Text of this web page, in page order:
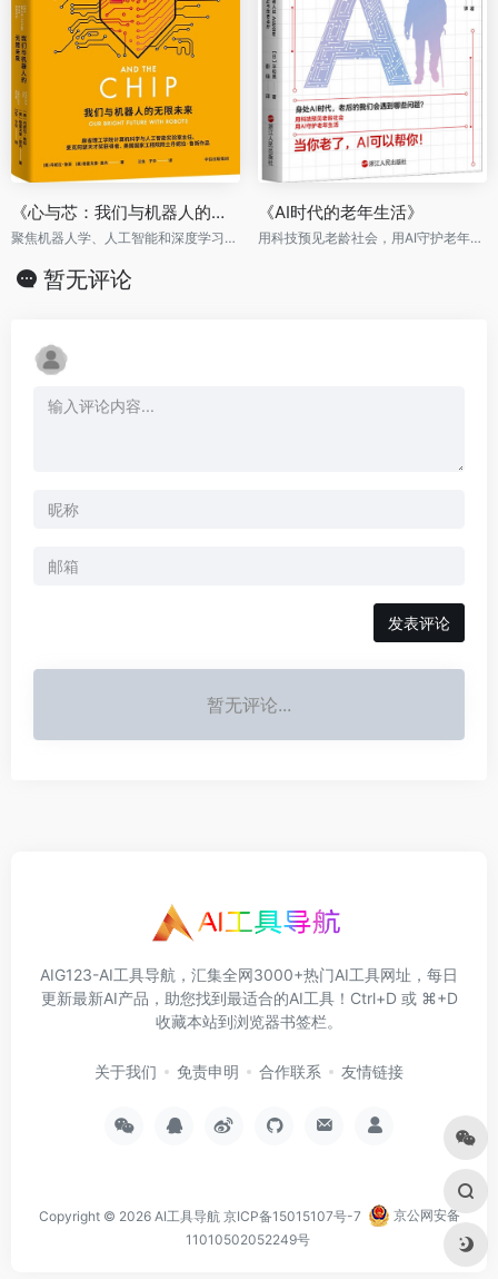
《心与芯：我们与机器人的无限未来》
聚焦机器人学、人工智能和深度学习，展示机器人领域的快速发展和关键技术。
《AI时代的老年生活》
用科技预见老龄社会，用AI守护老年生活
暂无评论
发表评论
暂无评论...
AIG123-AI工具导航，汇集全网3000+热门AI工具网址，每日
更新最新AI产品，助您找到最适合的AI工具！Ctrl+D 或 ⌘+D
收藏本站到浏览器书签栏。
关于我们 免责申明 合作联系 友情链接
Copyright © 2026 AI工具导航 京ICP备15015107号-7
京公网安备
11010502052249号